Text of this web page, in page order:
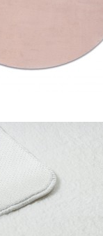
keyboard_arrow_right
Kvalitný
biely